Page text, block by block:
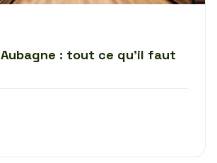
: tout ce qu’il faut